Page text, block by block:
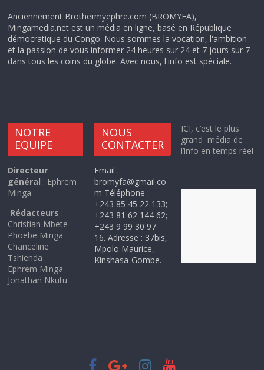
Anciennement Brothermyephre.com (BROMYFA),
Mingamedia.net est un média en ligne, basé en République
démocratique du Congo. Nous sommes la vocation, l'ambition
et la passion de vous informer 24 heures sur 24 et 7 jours sur 7
dans tous les coins du globe. Avec nous, l'info est spéciale.
NOTRE
EQUIPE
Directeur
général : Ephrem
Minga
Rédacteurs :
Christian Mbete
Phoebe Minga
Chanceline
Tshienda
Ephrem Minga
Jonathan Nkutu
NOUS
CONTACTER
Email :
bromyfa@gmail.co
m Téléphone :
+243 85 45 22 133;
+243 81 62 144 62;
+243 9 99 30 97
16. Adresse : 37bis,
Mpolo Maurice,
Kinshasa-Gombe.
ICI, c’est le plus
grand média de
l’info en temps réel